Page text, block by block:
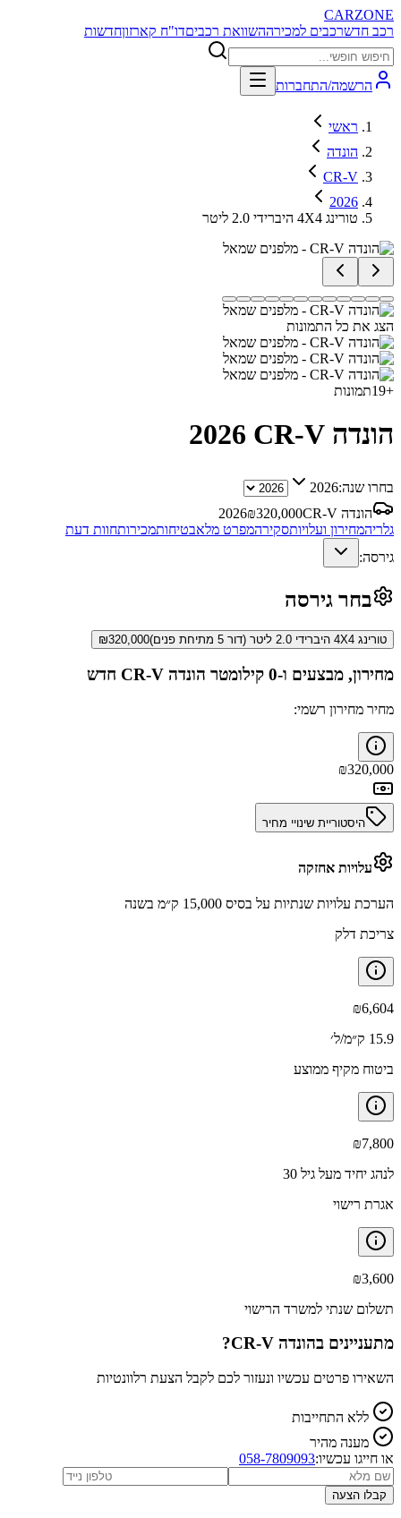
CARZONE
רכב חדשרכבים למכירההשוואת רכביםדו"ח קארזוןחדשות
הרשמה/התחברות
ראשי
הונדה
CR-V
2026
טורינג 4X4 היברידי 2.0 ליטר
הצג את כל התמונות
+
19תמונות
הונדה CR-V 2026
בחרו שנה:2026
הונדה CR-V
2026₪320,000
גלריהמחירון ועלויותסקירהמפרט מלאבטיחותמכירותחוות דעת
גירסה:
בחר גירסה
טורינג 4X4 היברידי 2.0 ליטר (דור 5 מתיחת פנים) ₪320,000
מחירון, מבצעים ו-0 קילומטר הונדה CR-V חדש
מחיר מחירון רשמי:
₪320,000
היסטוריית שינויי מחיר
עלויות אחזקה
הערכת עלויות שנתיות על בסיס 15,000 ק״מ בשנה
צריכת דלק
₪6,604
15.9 ק״מ/ל׳
ביטוח מקיף ממוצע
₪7,800
לנהג יחיד מעל גיל 30
אגרת רישוי
₪3,600
תשלום שנתי למשרד הרישוי
מתעניינים בהונדה CR-V ?
השאירו פרטים עכשיו ונעזור לכם לקבל הצעת רלוונטיות
ללא התחייבות
מענה מהיר
או חייגו עכשיו:058-7809093
קבלו הצעה